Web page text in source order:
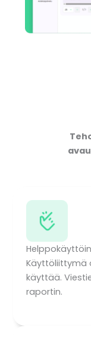
Käyttöliittymä
käyttää.
raportin.